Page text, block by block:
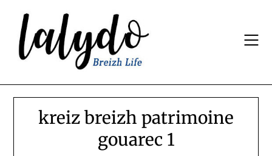
content
kreiz breizh patrimoine
gouarec 1